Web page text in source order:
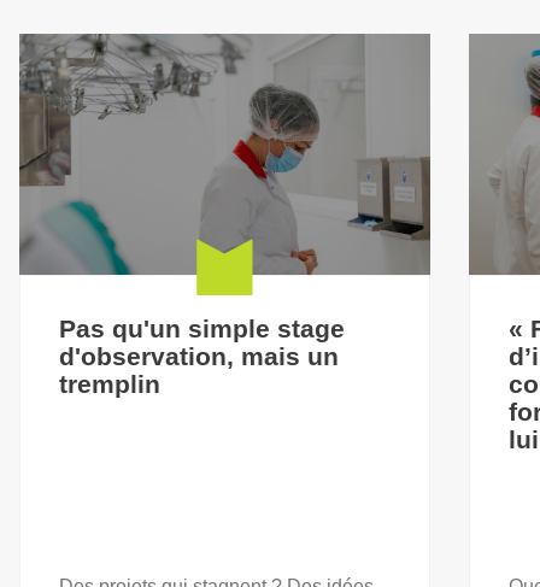
Pas qu'un simple stage
d'observation, mais un
tremplin
«